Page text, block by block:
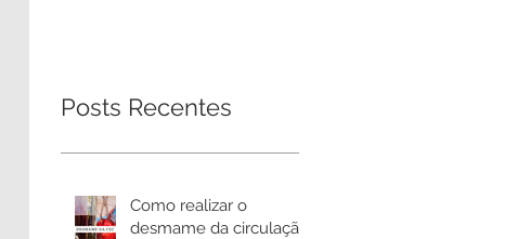
Posts Recentes
Como realizar o
desmame da circulação